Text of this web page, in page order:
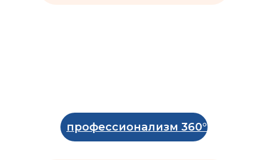
профессионализм 360°